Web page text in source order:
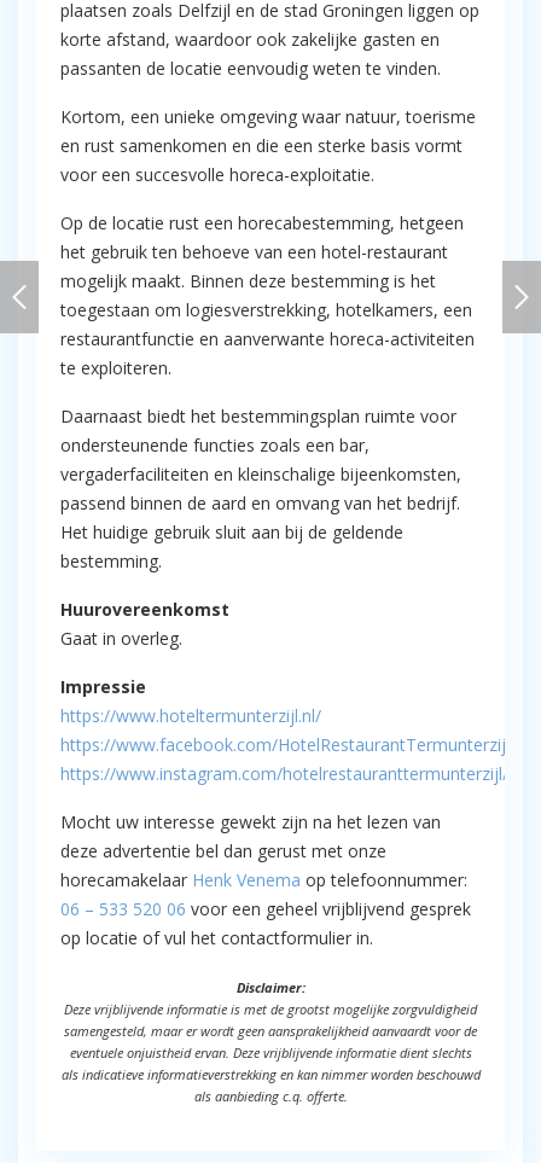
plaatsen zoals Delfzijl en de stad Groningen liggen op
korte afstand, waardoor ook zakelijke gasten en
passanten de locatie eenvoudig weten te vinden.
Kortom, een unieke omgeving waar natuur, toerisme
en rust samenkomen en die een sterke basis vormt
voor een succesvolle horeca-exploitatie.
Op de locatie rust een horecabestemming, hetgeen
het gebruik ten behoeve van een hotel-restaurant
mogelijk maakt. Binnen deze bestemming is het
toegestaan om logiesverstrekking, hotelkamers, een
restaurantfunctie en aanverwante horeca-activiteiten
te exploiteren.
Daarnaast biedt het bestemmingsplan ruimte voor
ondersteunende functies zoals een bar,
vergaderfaciliteiten en kleinschalige bijeenkomsten,
passend binnen de aard en omvang van het bedrijf.
Het huidige gebruik sluit aan bij de geldende
bestemming.
Huurovereenkomst
Gaat in overleg.
Impressie
https://www.hoteltermunterzijl.nl/
https://www.facebook.com/HotelRestaurantTermunterzijl/
https://www.instagram.com/hotelrestauranttermunterzijl/
Mocht uw interesse gewekt zijn na het lezen van
deze advertentie bel dan gerust met onze
horecamakelaar Henk Venema op telefoonnummer:
06 – 533 520 06 voor een geheel vrijblijvend gesprek
op locatie of vul het contactformulier in.
Disclaimer:
Deze vrijblijvende informatie is met de grootst mogelijke zorgvuldigheid
samengesteld, maar er wordt geen aansprakelijkheid aanvaardt voor de
eventuele onjuistheid ervan. Deze vrijblijvende informatie dient slechts
als indicatieve informatieverstrekking en kan nimmer worden beschouwd
als aanbieding c.q. offerte.